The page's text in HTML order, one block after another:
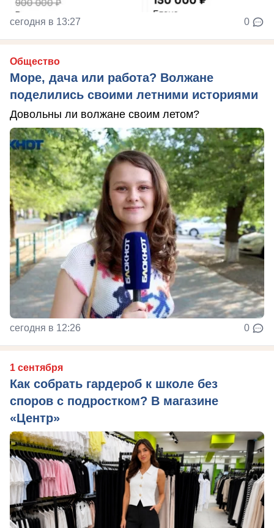
сегодня в 13:27 0
Общество
Море, дача или работа? Волжане
поделились своими летними историями
Довольны ли волжане своим летом?
сегодня в 12:26 0
1 сентября
Как собрать гардероб к школе без
споров с подростком? В магазине
«Центр»